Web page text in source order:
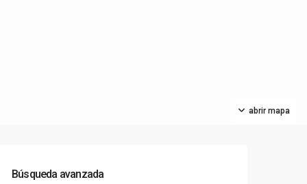
abrir mapa
Búsqueda avanzada